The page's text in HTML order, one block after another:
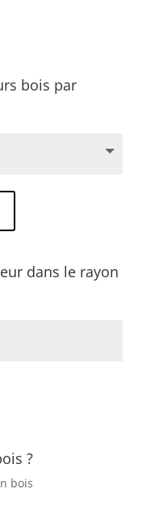
bois par
dans le rayon
?